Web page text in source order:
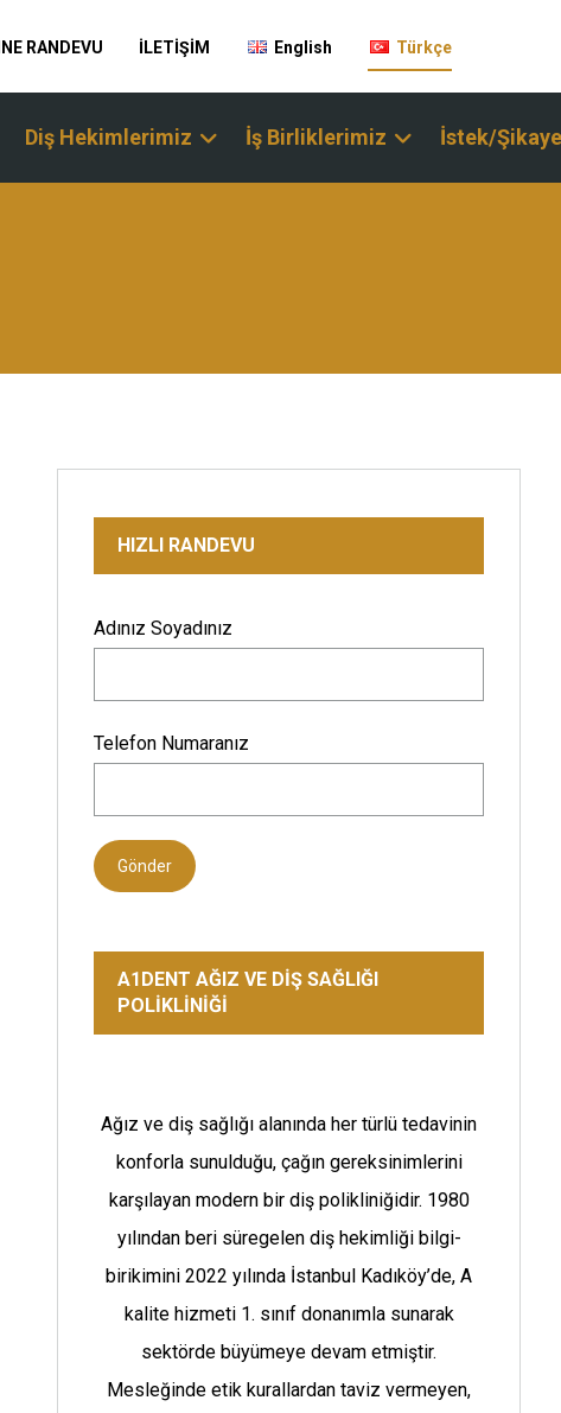
RANDEVU İLETİŞİM English Türkçe
Diş Hekimlerimiz İş Birliklerimiz İstek/
HIZLI RANDEVU
Adınız Soyadınız
Telefon Numaranız
Gönder
A1DENT AĞIZ VE DİŞ SAĞLIĞI
POLİKLİNİĞİ
Ağız ve diş sağlığı alanında her türlü tedavinin
konforla sunulduğu, çağın gereksinimlerini
karşılayan modern bir diş polikliniğidir. 1980
yılından beri süregelen diş hekimliği bilgi-
birikimini 2022 yılında İstanbul Kadıköy’de, A
kalite hizmeti 1. sınıf donanımla sunarak
sektörde büyümeye devam etmiştir.
Mesleğinde etik kurallardan taviz vermeyen,